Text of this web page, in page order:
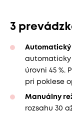
3
Automatický
automaticky
úrovni 45 %.
pri poklese
Manuálny
rozsahu 30